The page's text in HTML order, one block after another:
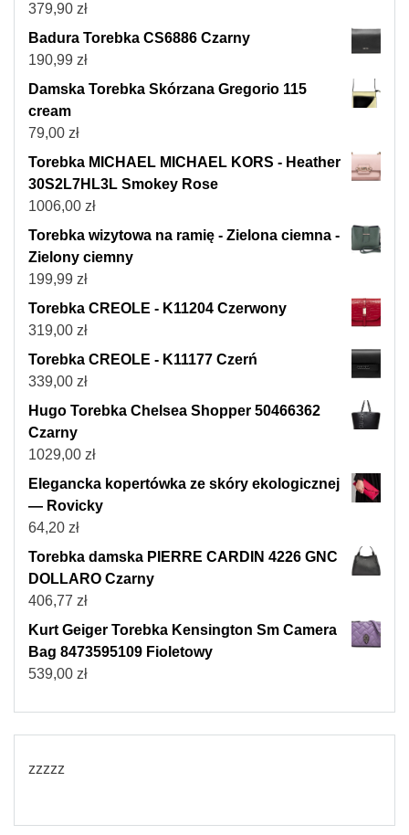
379,90 zł
Badura Torebka CS6886 Czarny
190,99 zł
Damska Torebka Skórzana Gregorio 115
cream
79,00 zł
Torebka MICHAEL MICHAEL KORS - Heather
30S2L7HL3L Smokey Rose
1006,00 zł
Torebka wizytowa na ramię - Zielona ciemna -
Zielony ciemny
199,99 zł
Torebka CREOLE - K11204 Czerwony
319,00 zł
Torebka CREOLE - K11177 Czerń
339,00 zł
Hugo Torebka Chelsea Shopper 50466362
Czarny
1029,00 zł
Elegancka kopertówka ze skóry ekologicznej
— Rovicky
64,20 zł
Torebka damska PIERRE CARDIN 4226 GNC
DOLLARO Czarny
406,77 zł
Kurt Geiger Torebka Kensington Sm Camera
Bag 8473595109 Fioletowy
539,00 zł
zzzzz